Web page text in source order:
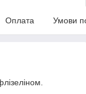
Оплата Умови